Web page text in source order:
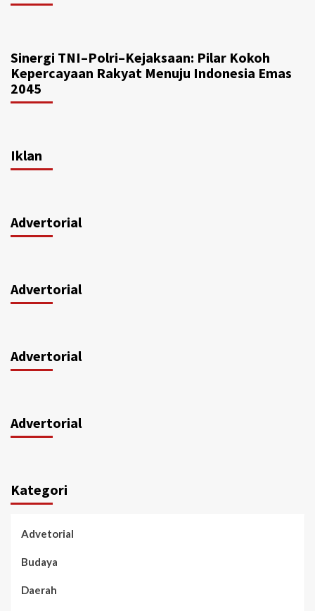
Sinergi TNI–Polri–Kejaksaan: Pilar Kokoh
Kepercayaan Rakyat Menuju Indonesia Emas
2045
Iklan
Advertorial
Advertorial
Advertorial
Advertorial
Kategori
Advetorial
Budaya
Daerah